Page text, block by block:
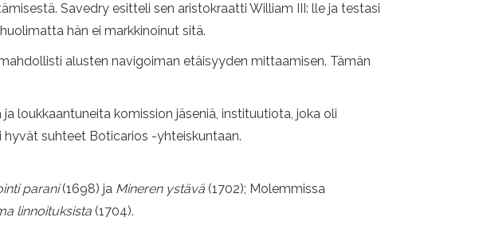
Savedry esitteli sen aristokraatti William III: lle ja testasi
hän ei markkinoinut sitä.
alusten navigoiman etäisyyden mittaamisen. Tämän
loukkaantuneita komission jäseniä, instituutiota, joka oli
suhteet Boticarios -yhteiskuntaan.
parani(1698) ja Mineren ystävä (1702); Molemmissa
linnoituksista (1704).